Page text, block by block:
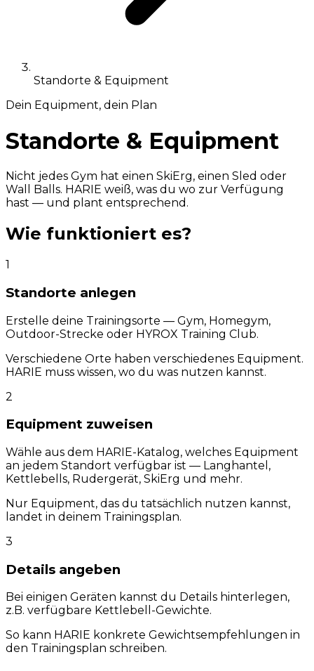
Standorte & Equipment
Dein Equipment, dein Plan
Standorte & Equipment
Nicht jedes Gym hat einen SkiErg, einen Sled oder
Wall Balls. HARIE weiß, was du wo zur Verfügung
hast — und plant entsprechend.
Wie funktioniert es?
1
Standorte anlegen
Erstelle deine Trainingsorte — Gym, Homegym,
Outdoor-Strecke oder HYROX Training Club.
Verschiedene Orte haben verschiedenes Equipment.
HARIE muss wissen, wo du was nutzen kannst.
2
Equipment zuweisen
Wähle aus dem HARIE-Katalog, welches Equipment
an jedem Standort verfügbar ist — Langhantel,
Kettlebells, Rudergerät, SkiErg und mehr.
Nur Equipment, das du tatsächlich nutzen kannst,
landet in deinem Trainingsplan.
3
Details angeben
Bei einigen Geräten kannst du Details hinterlegen,
z.B. verfügbare Kettlebell-Gewichte.
So kann HARIE konkrete Gewichtsempfehlungen in
den Trainingsplan schreiben.